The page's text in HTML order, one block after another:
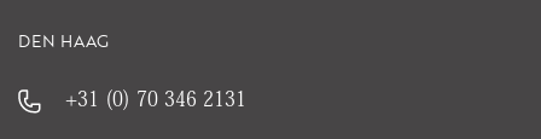
DEN HAAG
+31 (0) 70 346 2131